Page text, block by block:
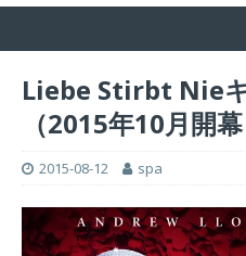
Liebe Stirbt Nie
（2015年10月開幕
2015-08-12 spa